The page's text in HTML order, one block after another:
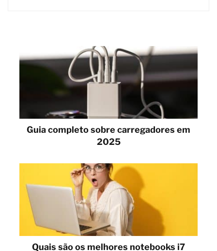
Guia completo sobre carregadores em
2025
Quais são os melhores notebooks i7